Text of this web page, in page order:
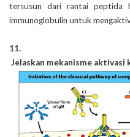
tersusun dari rantai peptida
immunoglobulin untuk
11.
Jelaskan mekanisme aktivasi